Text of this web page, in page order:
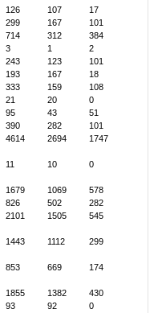
126 107
17
299 167
101
714 312
384
3 1
2
243 123
101
193 167
18
333 159
108
21 20
0
95 43
51
390 282
101
4614 2694 1747
11 10 0
1679 1069
578
826 502
282
2101 1505 545
1443 1112 299
853 669 174
1855 1382
430
93 92 0